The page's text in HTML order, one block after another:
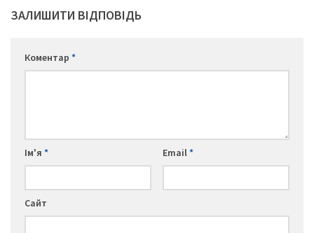
ЗАЛИШИТИ ВІДПОВІДЬ
Коментар *
Ім'я * Email*
Сайт